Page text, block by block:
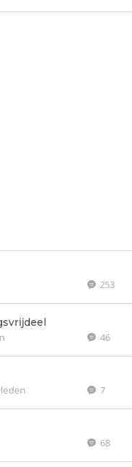
253
46
7
68